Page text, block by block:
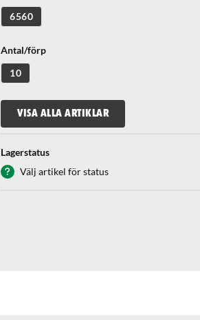
6560
Antal/förp
10
VISA ALLA ARTIKLAR
Lagerstatus
Välj artikel för status